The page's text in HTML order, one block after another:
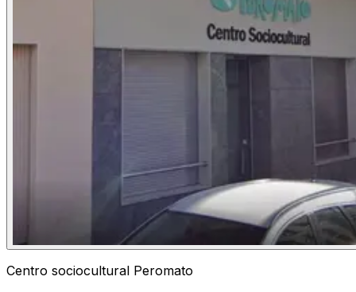
Centro sociocultural Peromato